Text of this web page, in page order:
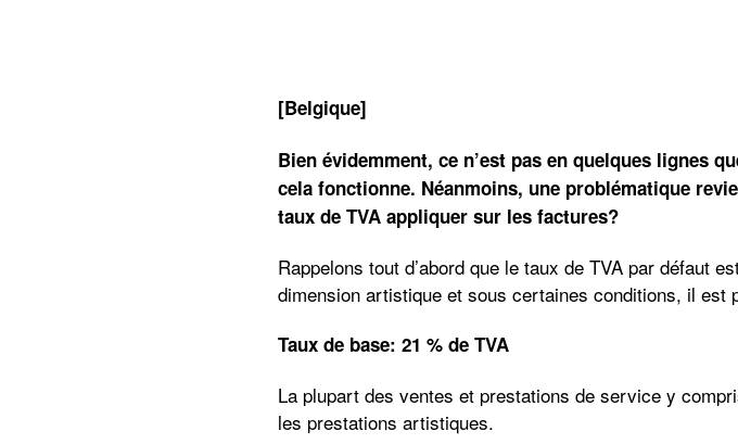
[Belgique]
Bien évidemment, ce n’est pas en quelques lignes
cela fonctionne. Néanmoins, une problématique
taux de TVA appliquer sur les factures?
Rappelons tout d’abord que le taux de TVA par défaut
dimension artistique et sous certaines conditions, il est
Taux de base: 21 % de TVA
Laplupart des ventes et prestations de service y
les prestations artistiques.